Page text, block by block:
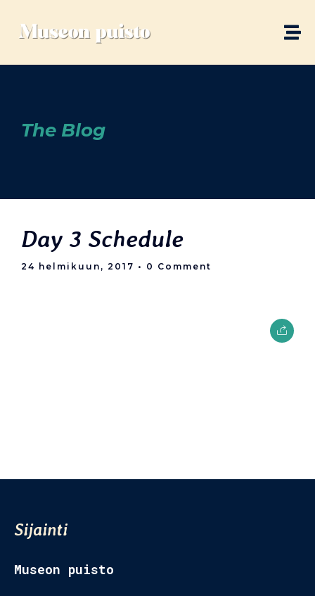
The Blog
Day 3 Schedule
24 helmikuun, 2017 • 0 Comment
Sijainti
Museon puisto